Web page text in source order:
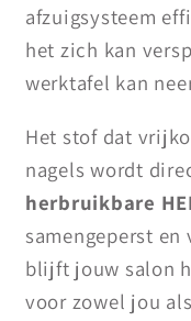
afzuigsysteem
het zich kan
werktafel kan
Het stof dat
nagels wordt
herbruikbare
samengeperst
blijft jouw salon
voor zowel jou